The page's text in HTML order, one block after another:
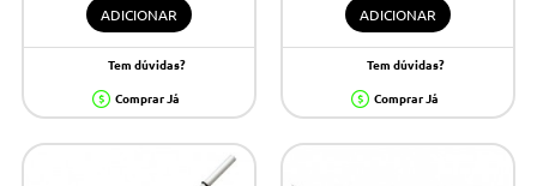
ADICIONAR
Tem dúvidas?
Comprar Já
ADICIONAR
Tem dúvidas?
Comprar Já